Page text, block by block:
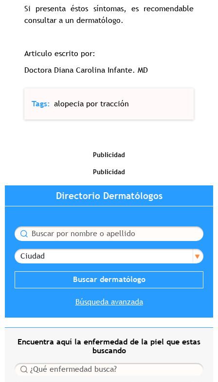
Si presenta éstos síntomas, es recomendable
consultar a un dermatólogo.
Articulo escrito por:
Doctora Diana Carolina Infante. MD
Tags alopecia por tracción
Publicidad
Publicidad
Directorio Dermatólogos
Buscar
Ciudad
Búsqueda avanzada
Encuentra aquí la enfermedad de la piel que estas
buscando
Buscar